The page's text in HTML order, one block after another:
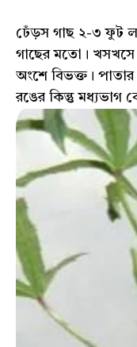
ঢেঁড়স গাছ ২-৩ ফুট
গাছের মতো। খসখসে
অংশে বিভক্ত।
রঙের কিন্তু মধ্যভাগ